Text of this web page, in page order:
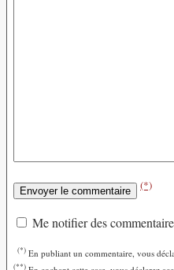
(*)
Me notifier des
(*) En publiant un commentaire, vous
(**)